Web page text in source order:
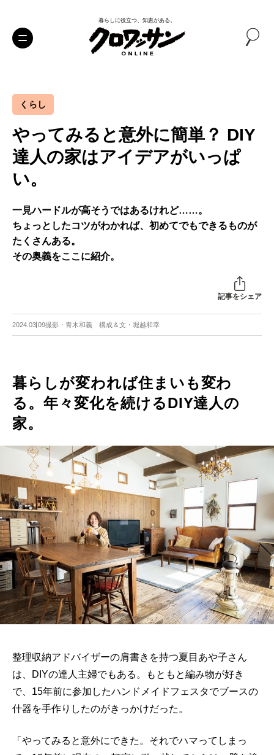
暮らしに役立つ、知恵がある。
くらし
やってみると意外に簡単？ DIY
達人の家はアイデアがいっぱ
い。
一見ハードルが高そうではあるけれど……。
ちょっとしたコツがわかれば、初めてでもできるものが
たくさんある。
その奥義をここに紹介。
記事をシェア
2024.03.09撮影・青木和義 構成＆文・堀越和幸
暮らしが変われば住まいも変わ
る。年々変化を続けるDIY達人の
家。
整理収納アドバイザーの肩書きを持つ夏目あや子さん
は、DIYの達人主婦でもある。もともと編み物が好き
で、15年前に参加したハンドメイドフェスタでブースの
什器を手作りしたのがきっかけだった。
「やってみると意外にできた。それでハマってしまっ